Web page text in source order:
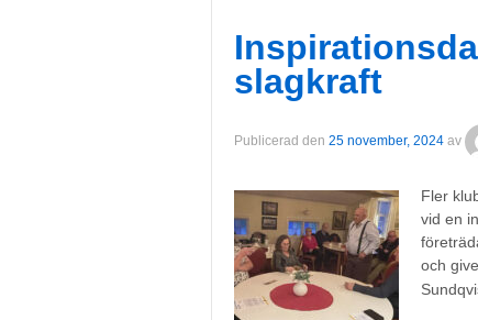
slagkraft
Publicerad den 25 november, 2024 av
Fler
vid en
och